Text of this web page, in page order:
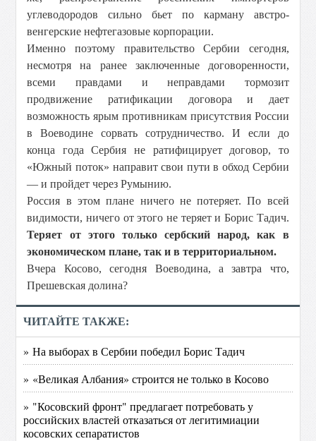
углеводородов сильно бьет по карману австро-
венгерские нефтегазовые корпорации.
Именно поэтому правительство Сербии сегодня,
несмотря на ранее заключенные договоренности,
всеми правдами и неправдами тормозит
продвижение ратификации договора и дает
возможность ярым противникам присутствия России
в Воеводине сорвать сотрудничество. И если до
конца года Сербия не ратифицирует договор, то
«Южный поток» направит свои пути в обход Сербии
— и пройдет через Румынию.
Россия в этом плане ничего не потеряет. По всей
видимости, ничего от этого не теряет и Борис Тадич.
Теряет от этого только сербский народ, как в
экономическом плане, так и в территориальном.
Вчера Косово, сегодня Воеводина, а завтра что,
Прешевская долина?
ЧИТАЙТЕ ТАКЖЕ:
» На выборах в Сербии победил Борис Тадич
» «Великая Албания» строится не только в Косово
» "Косовский фронт" предлагает потребовать у
российских властей отказаться от легитимиации
косовских сепаратистов